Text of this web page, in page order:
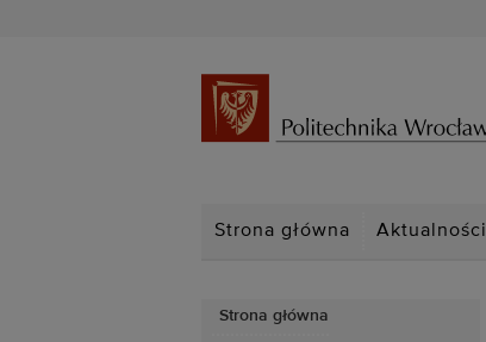
Strona główna Aktualności
Strona główna